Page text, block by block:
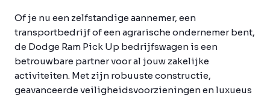
Of je nu een zelfstandige aannemer, een
transportbedrijf of een agrarische ondernemer bent,
de Dodge Ram Pick Up bedrijfswagen is een
betrouwbare partner voor al jouw zakelijke
activiteiten. Met zijn robuuste constructie,
geavanceerde veiligheidsvoorzieningen en luxueus